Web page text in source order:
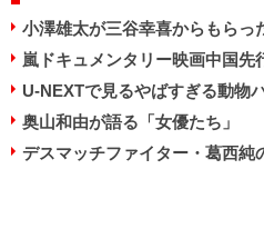
小澤雄太が三谷幸喜からもらっ
嵐ドキュメンタリー映画中国先行公
U-NEXTで見るやばすぎる動物
奥山和由が語る「女優たち」
デスマッチファイター・葛西純